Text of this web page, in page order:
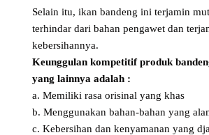
Selain itu, ikan bandeng ini terjamin
terhindar dari bahan pengawet dan
kebersihannya.
Keunggulan kompetitif produk
yang lainnya adalah :
a. Memiliki rasa orisinal yang khas
b. Menggunakan bahan-bahan yang
c. Kebersihan dan kenyamanan yang